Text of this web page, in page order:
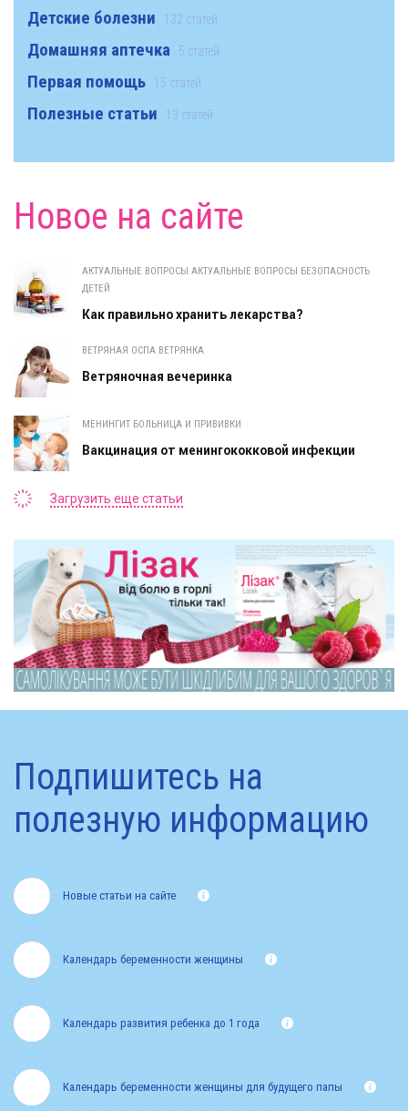
Детские болезни 132 статей
Домашняя аптечка 5 статей
Первая помощь 15 статей
Полезные статьи 13 статей
Новое на сайте
АКТУАЛЬНЫЕ ВОПРОСЫ АКТУАЛЬНЫЕ ВОПРОСЫ БЕЗОПАСНОСТЬ
ДЕТЕЙ
Как правильно хранить лекарства?
ВЕТРЯНАЯ ОСПА ВЕТРЯНКА
Ветряночная вечеринка
МЕНИНГИТ БОЛЬНИЦА И ПРИВИВКИ
Вакцинация от менингококковой инфекции
Загрузить еще статьи
Подпишитесь на
полезную информацию
Новые статьи на сайте
Календарь развития ребенка до 1 года
Календарь беременности женщины
Календарь беременности женщины для будущего папы